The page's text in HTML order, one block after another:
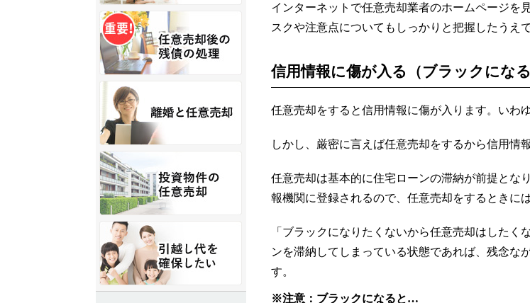
インターネットで任意売却業者のホームページを
スクや注意点についてもしっかりと把握したうえ
信用情報に傷が入る（ブラックになる
任意売却をすると信用情報に傷が入ります。いわ
しかし、厳密に言えば任意売却をするから信用情
任意売却は基本的に住宅ローンの滞納が前提とな
報機関に登録されるので、任意売却をするときに
「ブラックになりたくないから任意売却はした
ンを滞納してしまっている状態であれば、残念な
す。
※注意：ブラックになると…